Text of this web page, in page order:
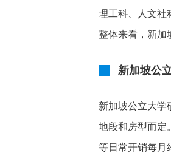
理工科、人文社
整体来看，新加
新加坡公
新加坡公立大学
地段和房型而定
等日常开销每月